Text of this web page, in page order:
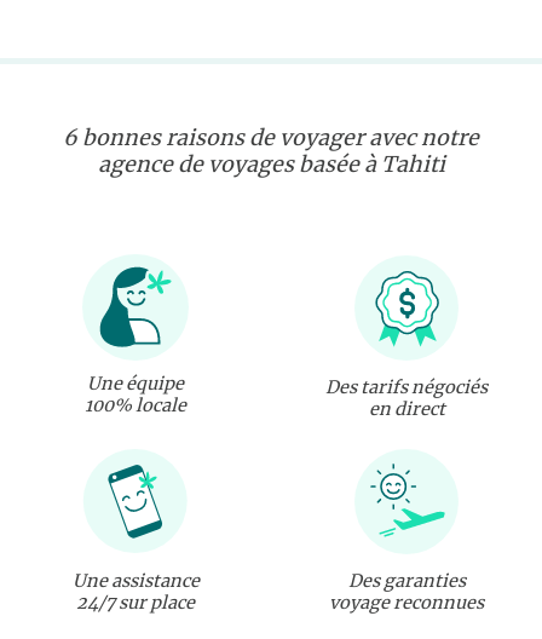
6 bonnes raisons de voyager avec notre
agence de voyages basée à Tahiti
Une équipe
100% locale
Des tarifs négociés
en direct
Une assistance
24/7 sur place
Des garanties
voyage reconnues